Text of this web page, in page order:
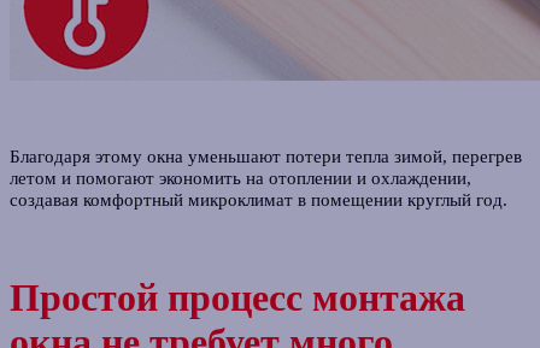
Благодаря этому окна уменьшают потери тепла зимой, перегрев
летом и помогают экономить на отоплении и охлаждении,
создавая комфортный микроклимат в помещении круглый год.
Простой процесс монтажа